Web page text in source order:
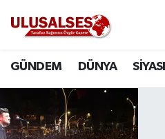
GÜNDEM DÜNYA
DÜNYA
SİYASET
Trafik Durumu
Süper Lig Puan Durumu